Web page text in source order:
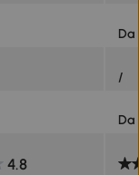
Da
/
Da
4.8